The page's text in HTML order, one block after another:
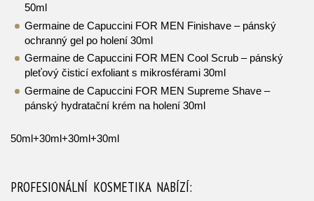
50ml
Germaine de Capuccini FOR MEN Finishave – pánský
ochranný gel po holení 30ml
Germaine de Capuccini FOR MEN Cool Scrub – pánský
pleťový čisticí exfoliant s mikrosférami 30ml
Germaine de Capuccini FOR MEN Supreme Shave –
pánský hydratační krém na holení 30ml
50ml+30ml+30ml+30ml
PROFESIONÁLNÍ KOSMETIKA NABÍZÍ: